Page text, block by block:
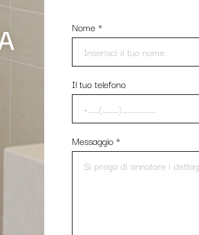
Nome*
Il tuo telefono
Messaggio*